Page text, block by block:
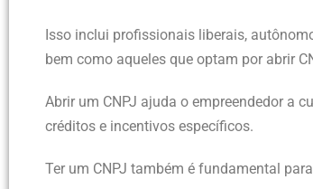
Isso inclui profissionais liberais,
bem como aqueles que optam por abrir
Abrir um CNPJ ajuda o empreendedor a
créditos e incentivos específicos.
Ter um CNPJ também é fundamental